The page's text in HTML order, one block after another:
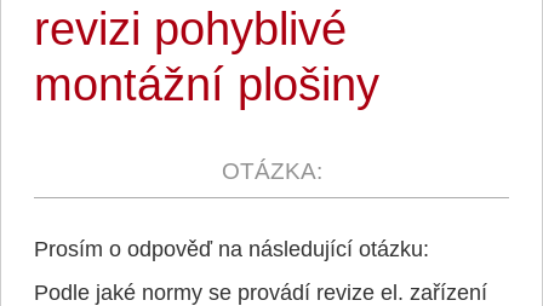
revizi pohyblivé
montážní plošiny
Prosím o odpověď na následující otázku:
Podle jaké normy se provádí revize el. zařízení